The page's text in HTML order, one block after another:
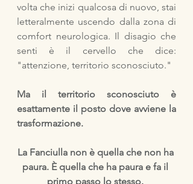
volta che inizi qualcosa di nuovo, stai
letteralmente uscendo dalla zona di
comfort neurologica. Il disagio che
senti è il cervello che dice:
"attenzione, territorio sconosciuto."
Ma il territorio sconosciuto è
esattamente il posto dove avviene la
trasformazione.
La Fanciulla non è quella che non ha
paura. È quella che ha paura e fa il
primo passo lo stesso.